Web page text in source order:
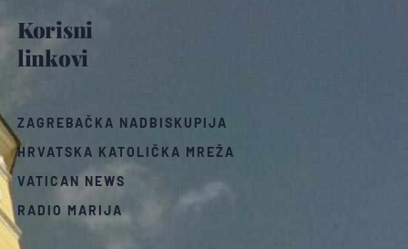
Korisni
linkovi
ZAGREBAČKA NADBISKUPIJA
HRVATSKA KATOLIČKA MREŽA
VATICAN NEWS
RADIO MARIJA